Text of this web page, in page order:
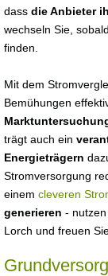
dass die Anbieter
wechseln Sie,
finden.
Mit dem
Bemühungen
trägt auch ein
Energieträgern
Stromversorgung
einem cleveren
generieren -
Lorch und freuen